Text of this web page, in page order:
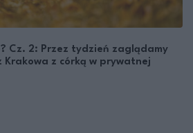
Cz. 2: Przez tydzień zaglądamy
z córką w prywatnej